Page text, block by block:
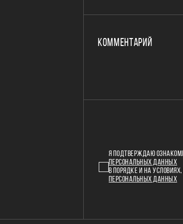
КОММЕНТАРИЙ
Я ПОДТВЕРЖДАЮ
ПЕРСОНАЛЬНЫХ ДАННЫХ
В ПОРЯДКЕ И НА УСЛОВИЯХ,
ПЕРСОНАЛЬНЫХ ДАННЫХ